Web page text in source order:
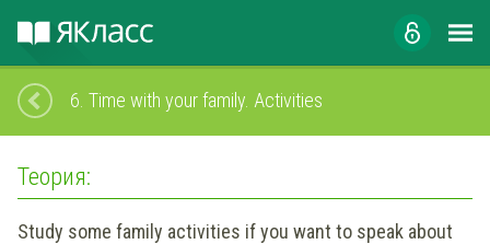
6. Time with your family. Activities
Теория:
Study some family activities if you want to speak about